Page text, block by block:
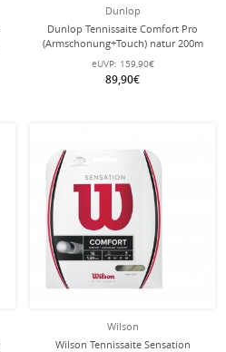
Dunlop
Dunlop Tennissaite Comfort Pro
(Armschonung+Touch) natur 200m
Rolle
eUVP: 159,90€
89,90€
Wilson
Wilson Tennissaite Sensation